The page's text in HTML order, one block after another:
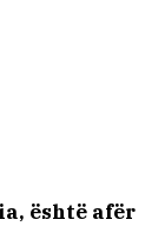
është afër